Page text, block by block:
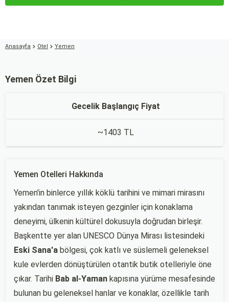
Anasayfa Otel Yemen
Yemen Özet Bilgi
Gecelik Başlangıç Fiyat
~1403 TL
Yemen Otelleri Hakkında
Yemen'in binlerce yıllık köklü tarihini ve mimari mirasını
yakından tanımak isteyen gezginler için konaklama
deneyimi, ülkenin kültürel dokusuyla doğrudan birleşir.
Başkentte yer alan UNESCO Dünya Mirası listesindeki
Eski Sana'a bölgesi, çok katlı ve süslemeli geleneksel
kule evlerden dönüştürülen otantik butik otelleriyle öne
çıkar. Tarihi Bab al-Yaman kapısına yürüme mesafesinde
bulunan bu geleneksel hanlar ve konaklar, özellikle tarih